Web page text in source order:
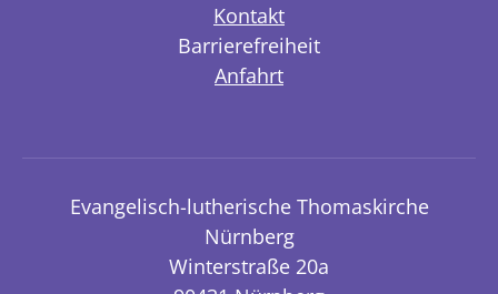
Kontakt
Barrierefreiheit
Anfahrt
Evangelisch-lutherische Thomaskirche
Nürnberg
Winterstraße 20a